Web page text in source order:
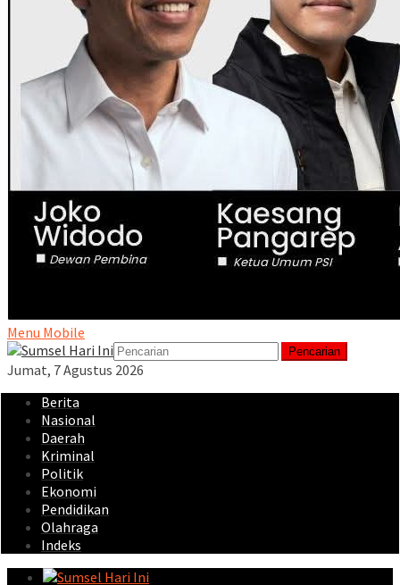
Menu Mobile
Pencarian
Jumat, 7 Agustus 2026
Berita
Nasional
Daerah
Kriminal
Politik
Ekonomi
Pendidikan
Olahraga
Indeks